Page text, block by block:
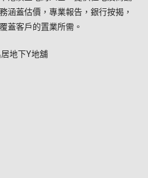
涵蓋估價，專業報告，銀行按揭，
蓋客戶的置業所需。
地下Y地舖